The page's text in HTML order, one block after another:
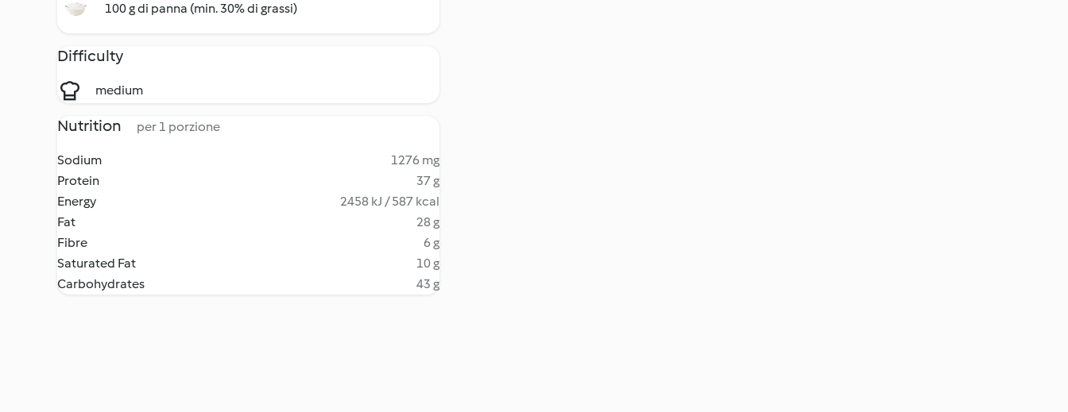
100 g di panna (min. 30% di grassi)
Difficulty
medium
Nutrition per 1 porzione
Sodium
1276 mg
Protein
37 g
Energy
2458 kJ / 587 kcal
Fat
28 g
Fibre
6 g
Saturated Fat
10 g
Carbohydrates
43 g